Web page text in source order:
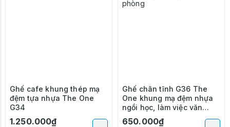
Ghế cafe khung thép mạ
đệm tựa nhựa The One
G34
1.250.000₫
Ghế chân tĩnh G36 The
One khung mạ đệm nhựa
ngồi học, làm việc văn
phòng
650.000₫